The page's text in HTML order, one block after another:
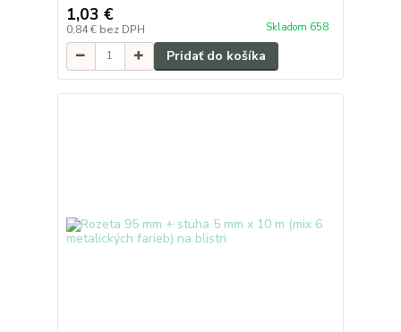
1,03 €
0,84 € bez DPH Skladom 658
Pridať do košíka